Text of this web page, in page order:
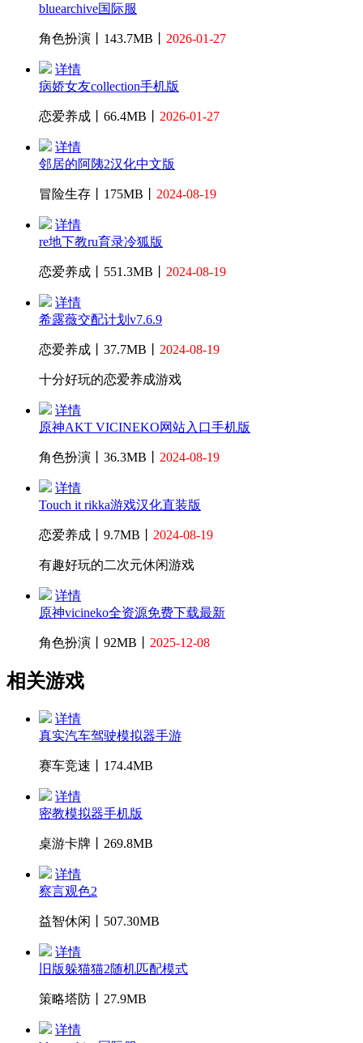
bluearchive国际服
角色扮演丨143.7MB丨 2026-01-27
详情
病娇女友collection手机版
恋爱养成丨66.4MB丨 2026-01-27
详情
邻居的阿䧅2汉化中文版
冒险生存丨175MB丨 2024-08-19
详情
re地下教ru育录冷狐版
恋爱养成丨551.3MB丨 2024-08-19
详情
希露薇交配计划v7.6.9
恋爱养成丨37.7MB丨 2024-08-19
十分好玩的恋爱养成游戏
详情
原神AKT VICINEKO网站入口手机版
角色扮演丨36.3MB丨 2024-08-19
详情
Touch it rikka游戏汉化直装版
恋爱养成丨9.7MB丨 2024-08-19
有趣好玩的二次元休闲游戏
详情
原神vicineko全资源免费下载最新
角色扮演丨92MB丨 2025-12-08
相关游戏
详情
真实汽车驾驶模拟器手游
赛车竞速丨174.4MB
详情
密教模拟器手机版
桌游卡牌丨269.8MB
详情
察言观色2
益智休闲丨507.30MB
详情
旧版躲猫猫2随机匹配模式
策略塔防丨27.9MB
详情